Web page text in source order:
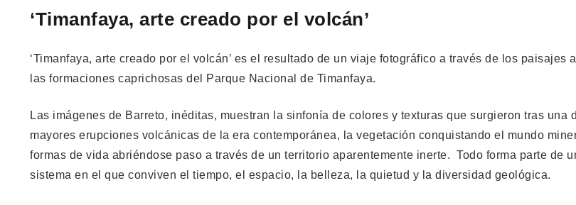
‘Timanfaya, arte creado por el volcán’
‘Timanfaya, arte creado por el volcán’ es el resultado de un viaje fotográfico a través de los paisajes
las formaciones caprichosas del Parque Nacional de Timanfaya.
Las imágenes de Barreto, inéditas, muestran la sinfonía de colores y texturas que surgieron tras una
mayores erupciones volcánicas de la era contemporánea, la vegetación conquistando el mundo
formas de vida abriéndose paso a través de un territorio aparentemente inerte. Todo forma parte de
sistema en el que conviven el tiempo, el espacio, la belleza, la quietud y la diversidad geológica.